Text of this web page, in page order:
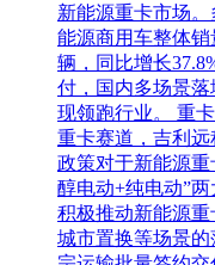
新能源重卡市场
能源商用车整体销
辆，同比增长
付，国内多场景
现领跑行业。 重
重卡赛道，吉利远
政策对于新能源重
醇电动+纯电动”
积极推动新能源重
城市置换等场景